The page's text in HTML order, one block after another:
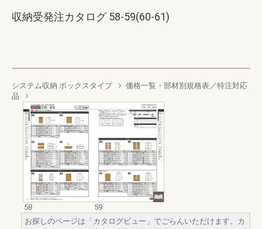
収納受発注カタログ 58-59(60-61)
システム収納 ボックスタイプ
価格一覧・部材別規格表／特注対応
品
58
59
お探しのページは「カタログビュー」でごらんいただけます。カ